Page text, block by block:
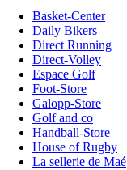
Basket-Center
Daily Bikers
Direct Running
Direct-Volley
Espace Golf
Foot-Store
Galopp-Store
Golf and co
Handball-Store
House of Rugby
La sellerie de Maé